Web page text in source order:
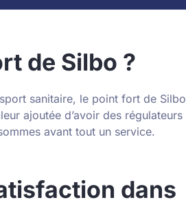
de Silbo ?
sanitaire, le point fort de Silbo
ajoutée d’avoir des régulateurs
avant tout un service.
dans